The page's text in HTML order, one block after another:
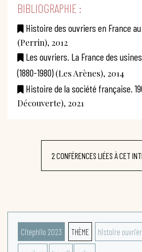
BIBLIOGRAPHIE :
Histoire des ouvriers en France
(Perrin), 2012
Les ouvriers. La France des
(1880-1980)(Les Arènes), 2014
Histoire de la société française.
Découverte), 2021
2 CONFÉRENCES LIÉES À CET
Citéphilo 2023 THÈME histoire